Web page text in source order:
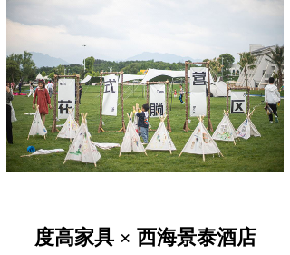
度高家具 × 西海景泰酒店